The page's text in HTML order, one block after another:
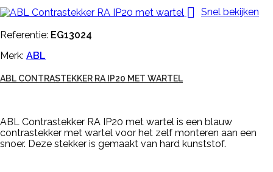
 Snel bekijken
Referentie: EG13024
Merk: ABL
ABL CONTRASTEKKER RA IP20 MET WARTEL
ABL Contrastekker RA IP20 met wartel is een blauw
contrastekker met wartel voor het zelf monteren aan een
snoer. Deze stekker is gemaakt van hard kunststof.